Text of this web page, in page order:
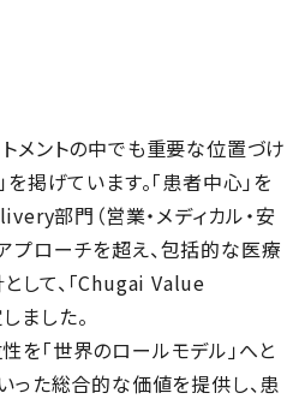
メントの中でも重要な位置づけ
掲げています。「患者中心」を
部門（営業・メディカル・安
プローチを超え、包括的な医療
て、「Chugai Value
ました。
を「世界のロールモデル」へと
った総合的な価値を提供し、患